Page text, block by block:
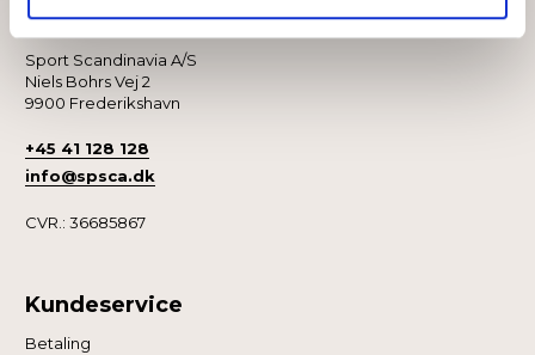
Kontakt
Sport Scandinavia A/S
Niels Bohrs Vej 2
9900 Frederikshavn
+45 41 128 128
info@spsca.dk
CVR.: 36685867
Kundeservice
Betaling